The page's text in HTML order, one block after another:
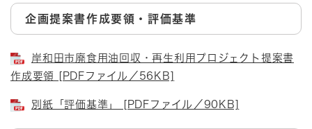
企画提案書作成要領・評価基準
岸和田市廃食用油回収・再生利用プロジェクト提案書
作成要領 [PDFファイル／56KB]
別紙「評価基準」 [PDFファイル／90KB]